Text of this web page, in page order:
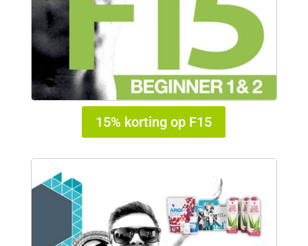
15% korting op F15